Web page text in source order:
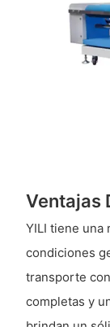
Ventajas
YILI tiene una
condiciones
transporte
completas y